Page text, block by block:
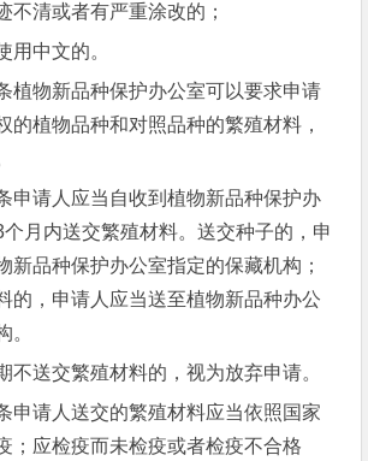
清或者有严重涂改的；
中文的。
植物新品种保护办公室可以要求申请
的植物品种和对照品种的繁殖材料，
申请人应当自收到植物新品种保护办
月内送交繁殖材料。送交种子的，申
新品种保护办公室指定的保藏机构；
的，申请人应当送至植物新品种办公
。
送交繁殖材料的，视为放弃申请。
申请人送交的繁殖材料应当依照国家
；应检疫而未检疫或者检疫不合格